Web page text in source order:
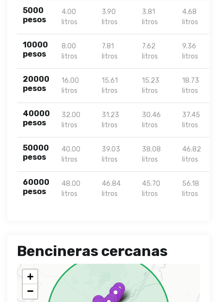
5000
pesos
4.00
litros
3.90
litros
3.81
litros
4.68
litros
10000
pesos
8.00
litros
7.81
litros
7.62
litros
9.36
litros
20000
pesos
16.00
litros
15.61
litros
15.23
litros
18.73
litros
40000
pesos
32.00
litros
31.23
litros
30.46
litros
37.45
litros
50000
pesos
40.00
litros
39.03
litros
38.08
litros
46.82
litros
60000
pesos
48.00
litros
46.84
litros
45.70
litros
56.18
litros
Bencineras cercanas
+
−